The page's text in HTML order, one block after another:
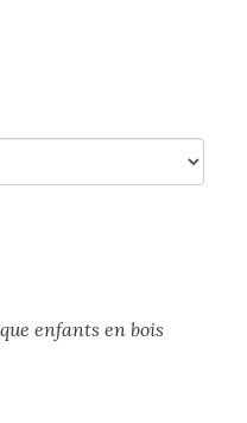
enfants en bois